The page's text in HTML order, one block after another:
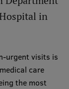
in
urgent visits is
care
the most